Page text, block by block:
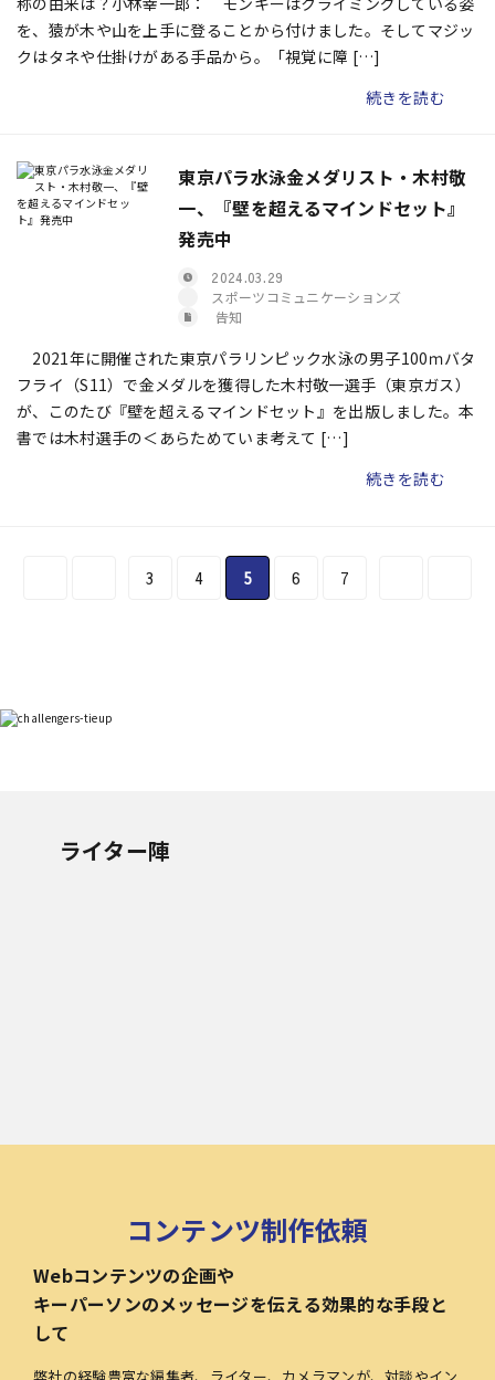
を、猿が木や山を上手に登ることから付けました。そしてマジッ
クはタネや仕掛けがある手品から。「視覚に障 […]
続きを読む
東京パラ水泳金メダリスト・木村敬
一、『壁を超えるマインドセット』
発売中
2024.03.29
スポーツコミュニケーションズ
告知
2021年に開催された東京パラリンピック水泳の男子100ｍバタ
フライ（S11）で金メダルを獲得した木村敬一選手（東京ガス）
が、このたび『壁を超えるマインドセット』を出版しました。本
書では木村選手の＜あらためていま考えて […]
続きを読む
3 4 5 6 7
ライター陣
コンテンツ制作依頼
Webコンテンツの企画や
キーパーソンのメッセージを伝える効果的な手段と
して